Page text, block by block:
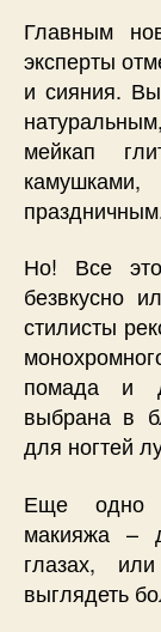
Главным
эксперты
и сияния.
мейкап
Но! Все
безвкусно
стилисты
помада и
выбрана в
для ногтей
Еще одно
макияжа –
глазах,
выглядеть